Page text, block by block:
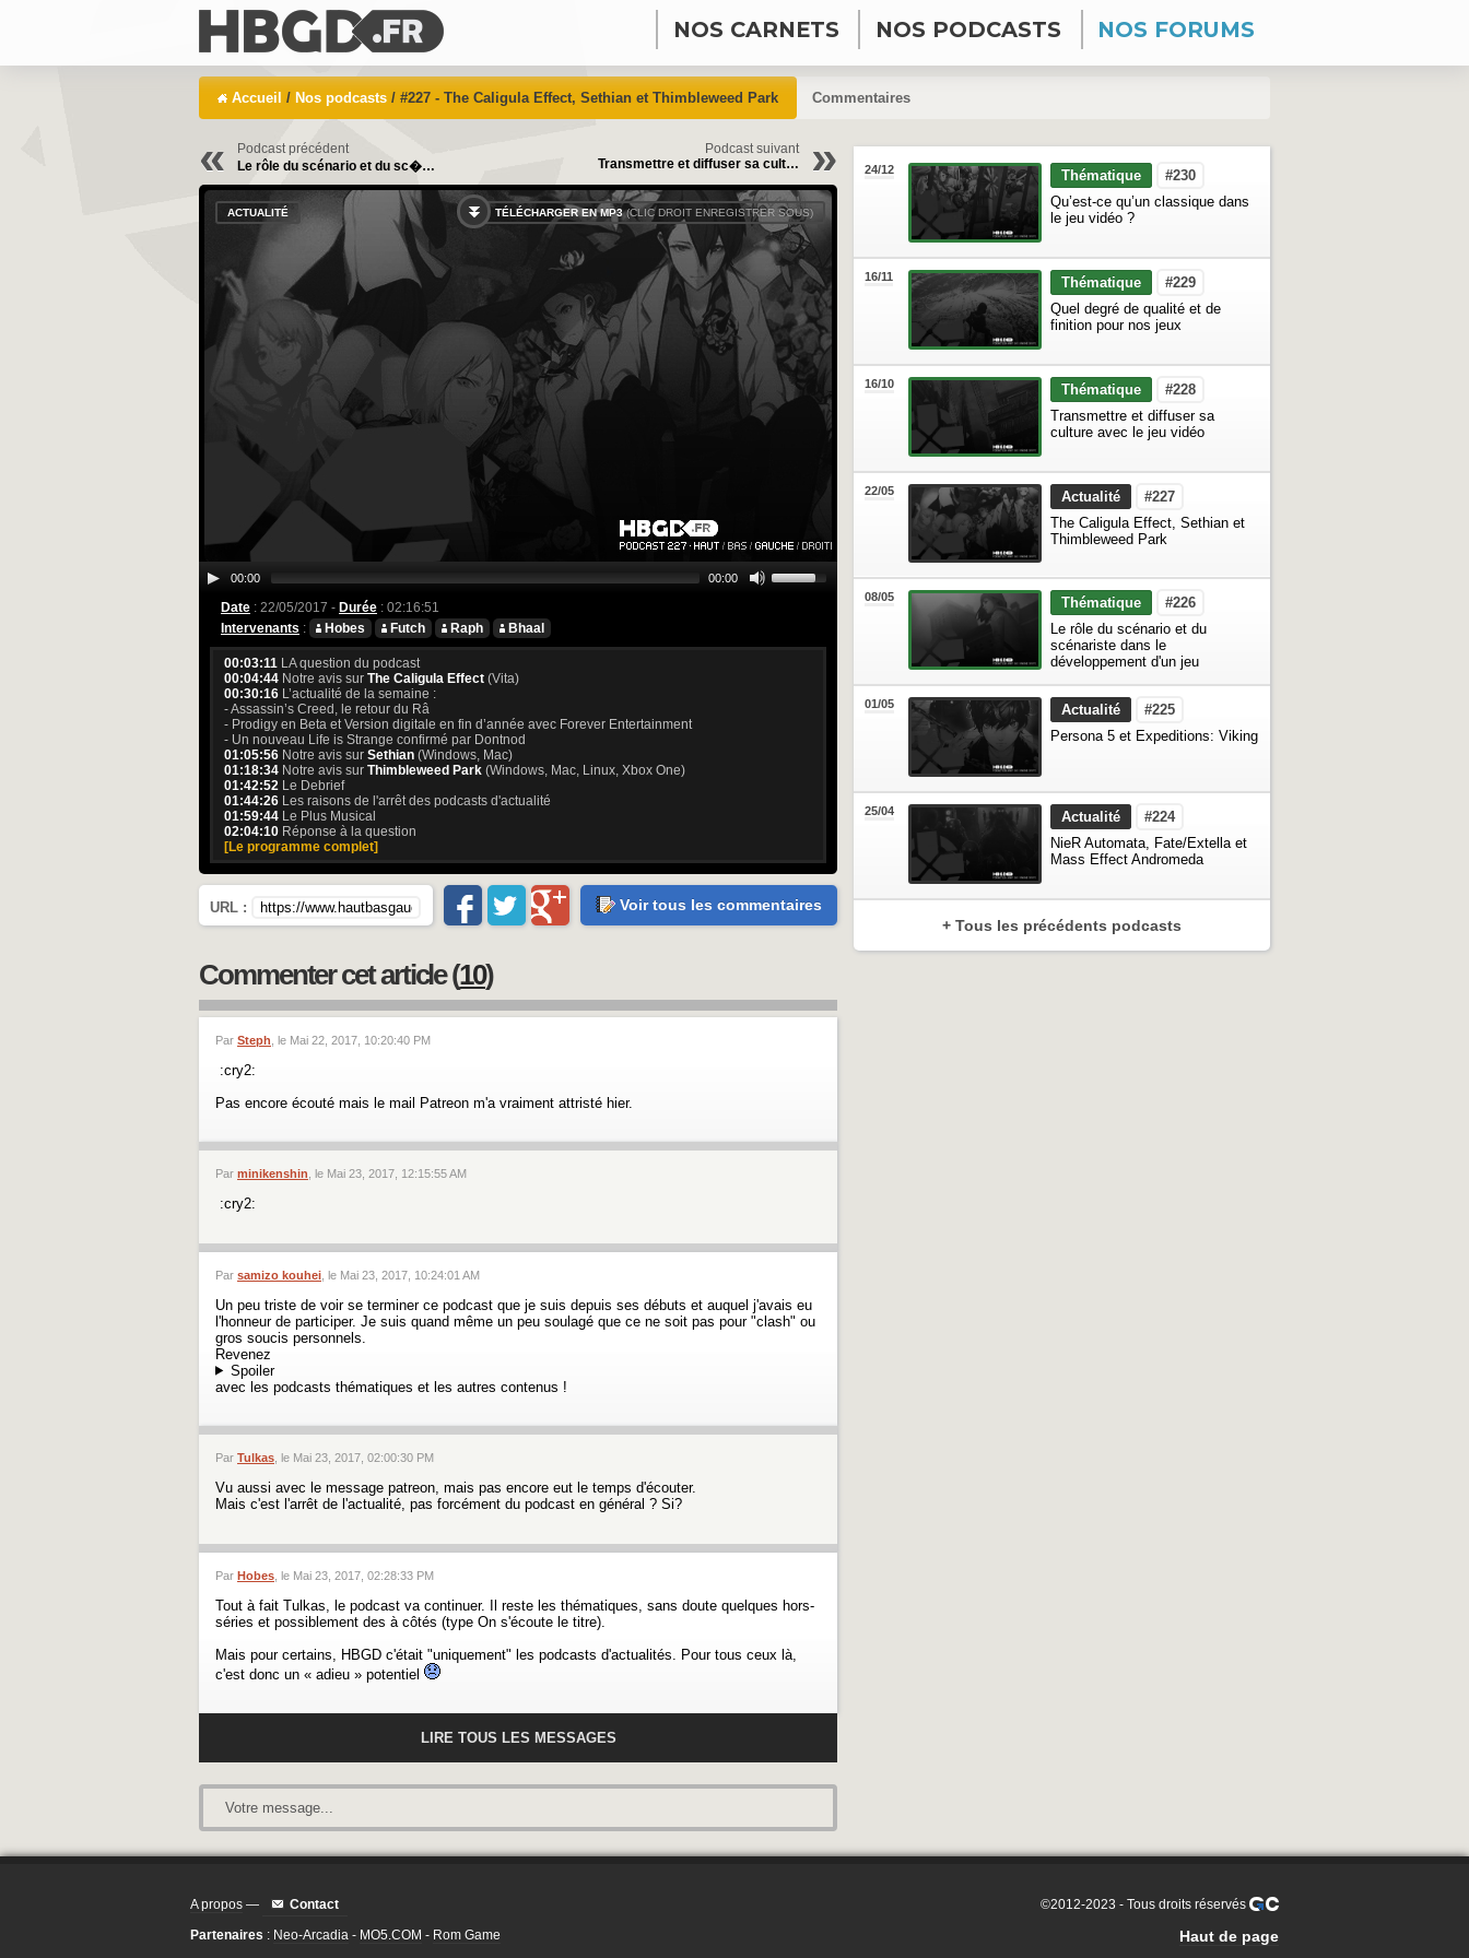
NOS CARNETS NOS PODCASTS NOS FORUMS
Accueil / Nos podcasts / #227 - The Caligula Effect, Sethian et Thimbleweed Park Commentaires
«
Podcast précédent
Le rôle du scénario et du sc�…
»
Podcast suivant
Transmettre et diffuser sa cult…
ACTUALITÉ TÉLÉCHARGER EN MP3(CLIC DROIT ENREGISTRER SOUS)
00:00 00:00
Date : 22/05/2017 - Durée : 02:16:51
Intervenants : Hobes Futch Raph Bhaal
00:03:11 LA question du podcast
00:04:44 Notre avis sur The Caligula Effect (Vita)
00:30:16 L’actualité de la semaine :
- Assassin’s Creed, le retour du Râ
- Prodigy en Beta et Version digitale en fin d’année avec Forever Entertainment
- Un nouveau Life is Strange confirmé par Dontnod
01:05:56 Notre avis sur Sethian (Windows, Mac)
01:18:34 Notre avis sur Thimbleweed Park (Windows, Mac, Linux, Xbox One)
01:42:52 Le Debrief
01:44:26 Les raisons de l'arrêt des podcasts d'actualité
01:59:44 Le Plus Musical
02:04:10 Réponse à la question
[Le programme complet]
URL : Voir tous les commentaires
Commenter cet article (10)
Par Steph , le Mai 22, 2017, 10:20:40 PM
:cry2:
Pas encore écouté mais le mail Patreon m'a vraiment attristé hier.
Par minikenshin, le Mai 23, 2017, 12:15:55 AM
:cry2:
Par samizo kouhei , le Mai 23, 2017, 10:24:01 AM
Un peu triste de voir se terminer ce podcast que je suis depuis ses débuts et auquel j'avais eu
l'honneur de participer. Je suis quand même un peu soulagé que ce ne soit pas pour "clash" ou
gros soucis personnels.
Revenez
Spoiler
avec les podcasts thématiques et les autres contenus !
Par Tulkas, le Mai 23, 2017, 02:00:30 PM
Vu aussi avec le message patreon, mais pas encore eut le temps d'écouter.
Mais c'est l'arrêt de l'actualité, pas forcément du podcast en général ? Si?
Par Hobes , le Mai 23, 2017, 02:28:33 PM
Tout à fait Tulkas, le podcast va continuer. Il reste les thématiques, sans doute quelques hors-
séries et possiblement des à côtés (type On s'écoute le titre).
Mais pour certains, HBGD c'était "uniquement" les podcasts d'actualités. Pour tous ceux là,
c'est donc un « adieu » potentiel
LIRE TOUS LES MESSAGES
Votre message...
24/12 Thématique
#230
Qu’est-ce qu’un classique dans
le jeu vidéo ?
16/11 Thématique
#229
Quel degré de qualité et de
finition pour nos jeux
16/10 Thématique
#228
Transmettre et diffuser sa
culture avec le jeu vidéo
22/05 Actualité
#227
The Caligula Effect, Sethian et
Thimbleweed Park
08/05 Thématique
#226
Le rôle du scénario et du
scénariste dans le
développement d'un jeu
01/05 Actualité
#225
Persona 5 et Expeditions: Viking
25/04 Actualité
#224
NieR Automata, Fate/Extella et
Mass Effect Andromeda
+ Tous les précédents podcasts
A propos — Contact ©2012-2023 - Tous droits réservés
Haut de page
Partenaires : Neo-Arcadia - MO5.COM - Rom Game